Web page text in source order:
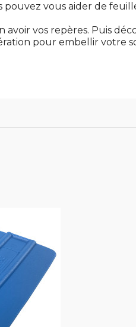
pouvez vous aider de
avoir vos repères. Puis
pour embellir votre